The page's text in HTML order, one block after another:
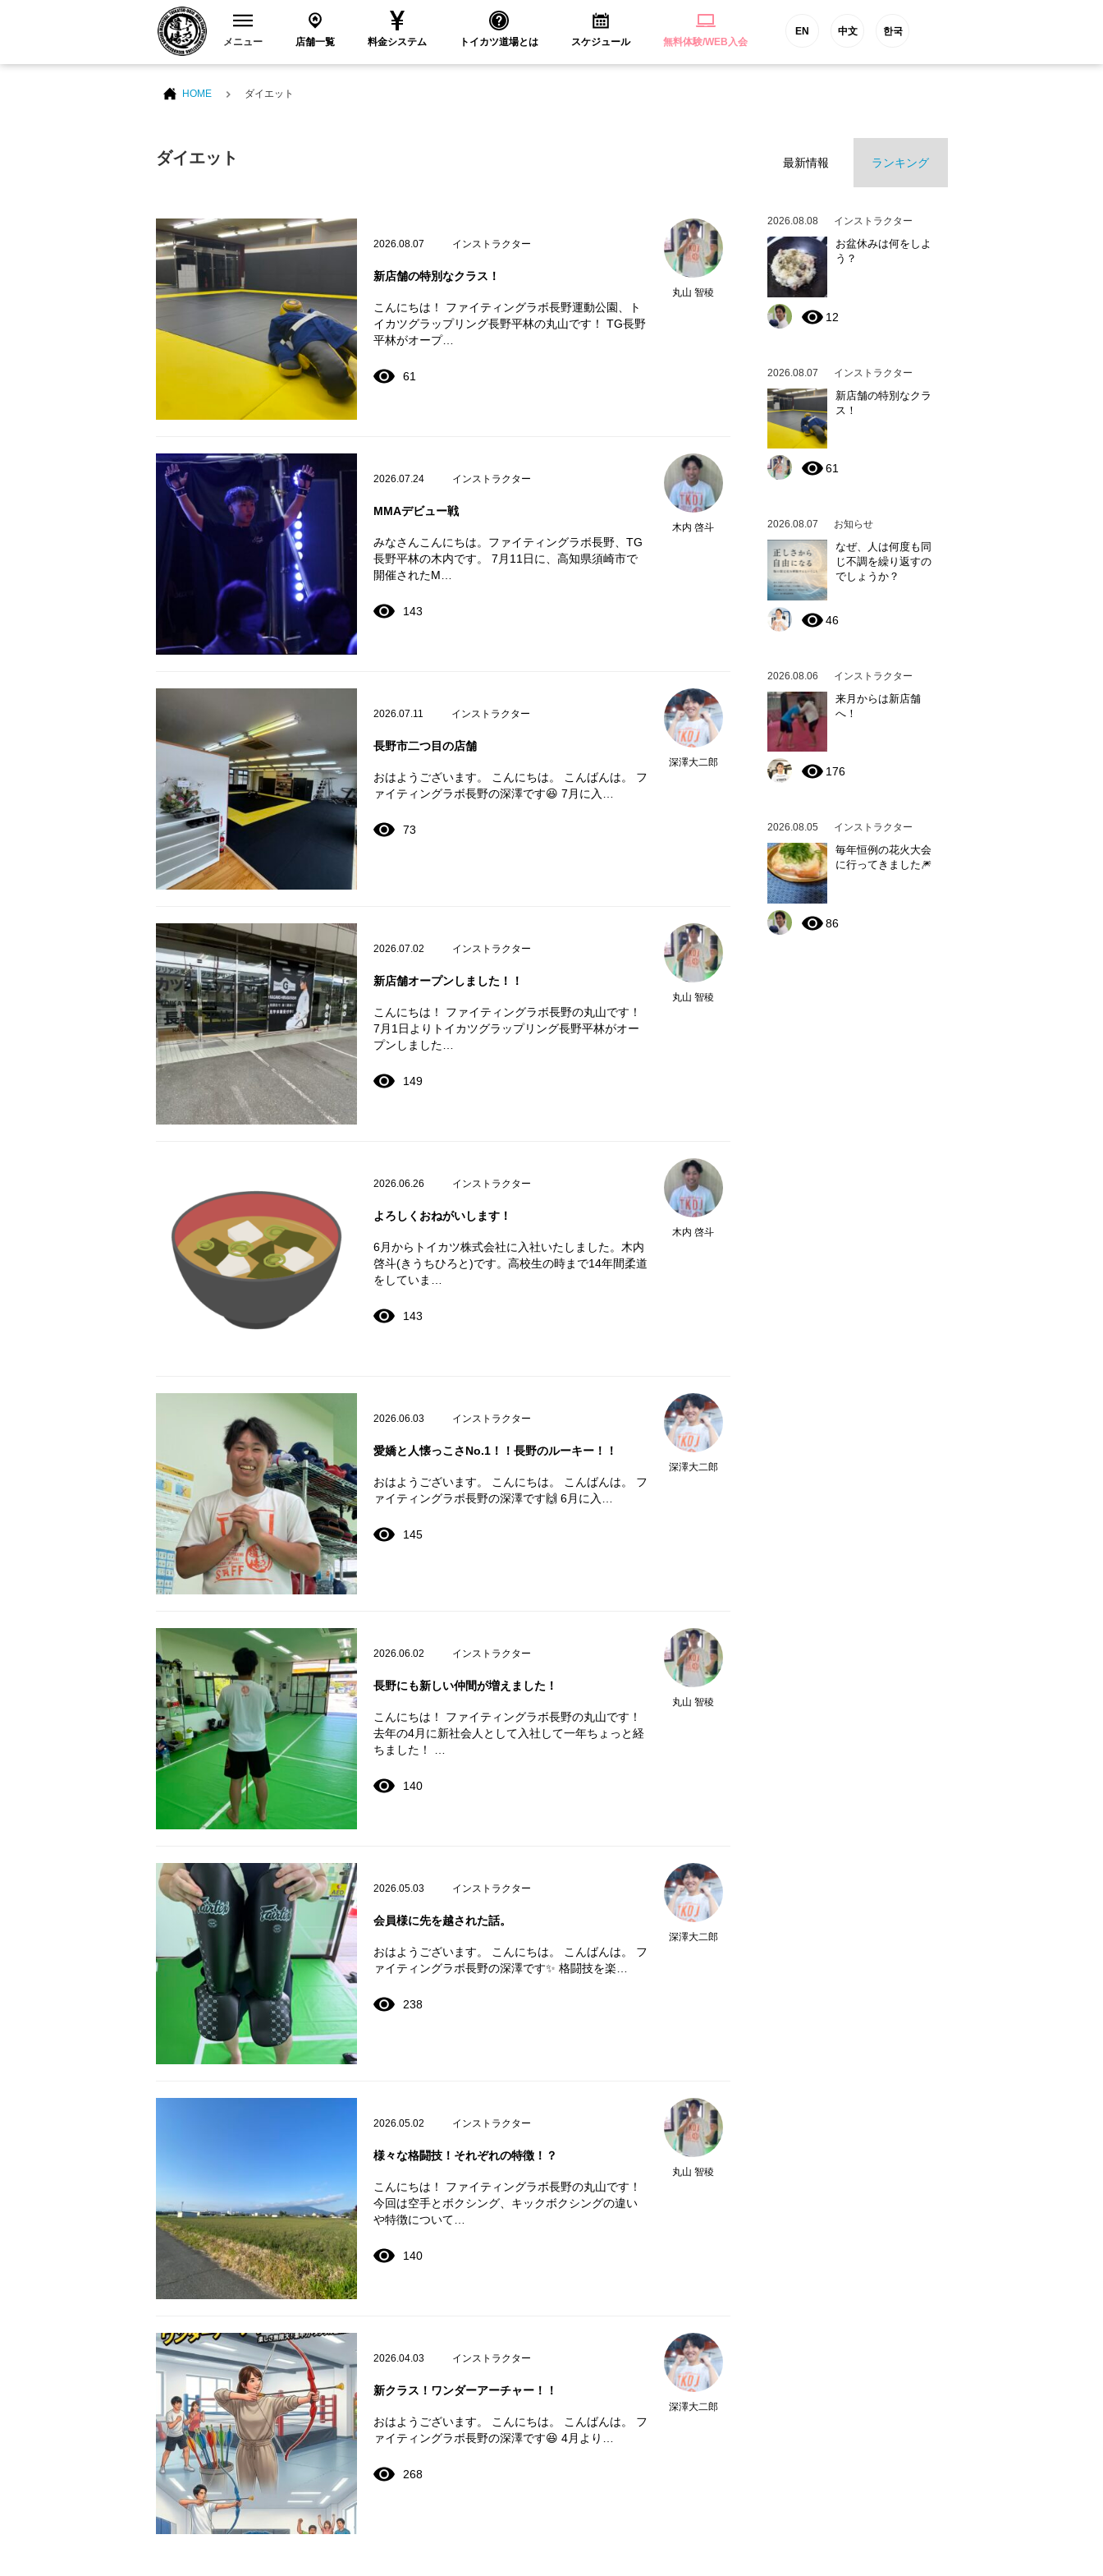
メニュー 店舗一覧 料金システム トイカツ道場とは スケジュール 無料体験/WEB入会
EN 中文 한국
HOME ダイエット
ダイエット
2026.08.07 インストラクター
丸山 智稜
新店舗の特別なクラス！
こんにちは！ ファイティングラボ長野運動公園、ト
イカツグラップリング長野平林の丸山です！ TG長野
平林がオープ…
61
2026.07.24 インストラクター
木内 啓斗
MMAデビュー戦
みなさんこんにちは。ファイティングラボ長野、TG
長野平林の木内です。 7月11日に、高知県須崎市で
開催されたM…
143
2026.07.11 インストラクター
深澤大二郎
長野市二つ目の店舗
おはようございます。 こんにちは。 こんばんは。 フ
ァイティングラボ長野の深澤です😆 7月に入…
73
2026.07.02 インストラクター
丸山 智稜
新店舗オープンしました！！
こんにちは！ ファイティングラボ長野の丸山です！
7月1日よりトイカツグラップリング長野平林がオー
プンしました…
149
2026.06.26 インストラクター
木内 啓斗
よろしくおねがいします！
6月からトイカツ株式会社に入社いたしました。木内
啓斗(きうちひろと)です。高校生の時まで14年間柔道
をしていま…
143
2026.06.03 インストラクター
深澤大二郎
愛嬌と人懐っこさNo.1！！長野のルーキー！！
おはようございます。 こんにちは。 こんばんは。 フ
ァイティングラボ長野の深澤です🙌 6月に入…
145
2026.06.02 インストラクター
丸山 智稜
長野にも新しい仲間が増えました！
こんにちは！ ファイティングラボ長野の丸山です！
去年の4月に新社会人として入社して一年ちょっと経
ちました！ …
140
2026.05.03 インストラクター
深澤大二郎
会員様に先を越された話。
おはようございます。 こんにちは。 こんばんは。 フ
ァイティングラボ長野の深澤です✨ 格闘技を楽…
238
2026.05.02 インストラクター
丸山 智稜
様々な格闘技！それぞれの特徴！？
こんにちは！ ファイティングラボ長野の丸山です！
今回は空手とボクシング、キックボクシングの違い
や特徴について…
140
2026.04.03 インストラクター
深澤大二郎
新クラス！ワンダーアーチャー！！
おはようございます。 こんにちは。 こんばんは。 フ
ァイティングラボ長野の深澤です😆 4月より…
268
最新情報 ランキング
2026.08.08 インストラクター
お盆休みは何をしよ
う？
12
2026.08.07 インストラクター
新店舗の特別なクラ
ス！
61
2026.08.07 お知らせ
なぜ、人は何度も同
じ不調を繰り返すの
でしょうか？
46
2026.08.06 インストラクター
来月からは新店舗
へ！
176
2026.08.05 インストラクター
毎年恒例の花火大会
に行ってきました🎆
86